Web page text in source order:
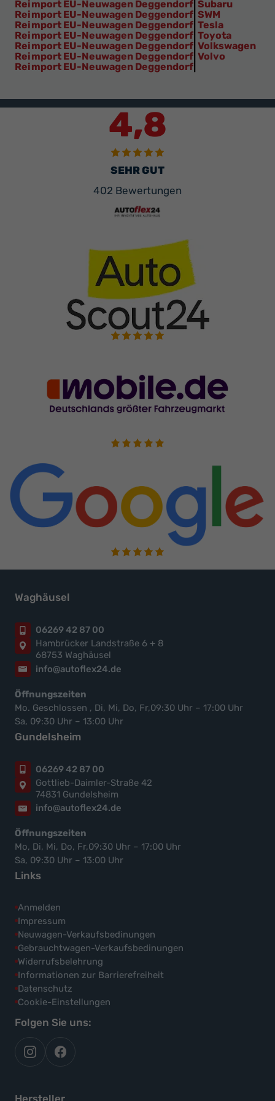
Reimport EU-Neuwagen Deggendorf Subaru
Reimport EU-Neuwagen Deggendorf SWM
Reimport EU-Neuwagen Deggendorf Tesla
Reimport EU-Neuwagen Deggendorf Toyota
Reimport EU-Neuwagen Deggendorf Volkswagen
Reimport EU-Neuwagen Deggendorf Volvo
Reimport EU-Neuwagen Deggendorf
4,8
SEHR GUT
402 Bewertungen
Waghäusel
06269 42 87 00
Hambrücker Landstraße 6 + 8
68753 Waghäusel
info@autoflex24.de
Öffnungszeiten
Mo. Geschlossen , Di, Mi, Do, Fr,09:30 Uhr – 17:00 Uhr
Sa, 09:30 Uhr – 13:00 Uhr
Gundelsheim
06269 42 87 00
Gottlieb-Daimler-Straße 42
74831 Gundelsheim
info@autoflex24.de
Öffnungszeiten
Mo, Di, Mi, Do, Fr,09:30 Uhr – 17:00 Uhr
Sa, 09:30 Uhr – 13:00 Uhr
Links
Anmelden
Impressum
Neuwagen-Verkaufsbedinungen
Gebrauchtwagen-Verkaufsbedinungen
Widerrufsbelehrung
Informationen zur Barrierefreiheit
Datenschutz
Cookie-Einstellungen
Folgen Sie uns:
autoflex
auf
autoflex24
auf